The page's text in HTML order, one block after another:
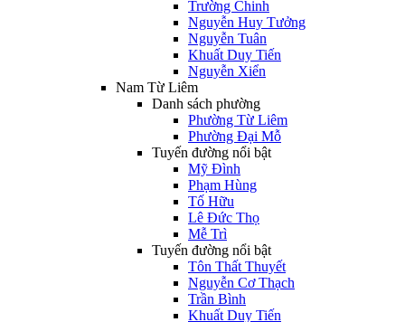
Trường Chinh
Nguyễn Huy Tưởng
Nguyễn Tuân
Khuất Duy Tiến
Nguyễn Xiển
Nam Từ Liêm
Danh sách phường
Phường Từ Liêm
Phường Đại Mỗ
Tuyến đường nổi bật
Mỹ Đình
Phạm Hùng
Tố Hữu
Lê Đức Thọ
Mễ Trì
Tuyến đường nổi bật
Tôn Thất Thuyết
Nguyễn Cơ Thạch
Trần Bình
Khuất Duy Tiến